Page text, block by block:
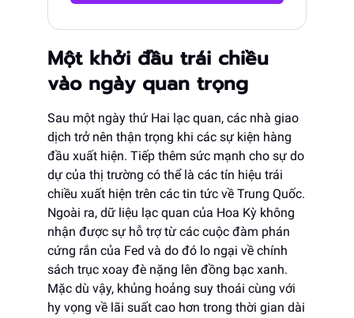
Một khởi đầu trái chiều
vào ngày quan trọng
Sau một ngày thứ Hai lạc quan, các nhà giao
dịch trở nên thận trọng khi các sự kiện hàng
đầu xuất hiện. Tiếp thêm sức mạnh cho sự do
dự của thị trường có thể là các tín hiệu trái
chiều xuất hiện trên các tin tức về Trung Quốc.
Ngoài ra, dữ liệu lạc quan của Hoa Kỳ không
nhận được sự hỗ trợ từ các cuộc đàm phán
cứng rắn của Fed và do đó lo ngại về chính
sách trục xoay đè nặng lên đồng bạc xanh.
Mặc dù vậy, khủng hoảng suy thoái cùng với
hy vọng về lãi suất cao hơn trong thời gian dài